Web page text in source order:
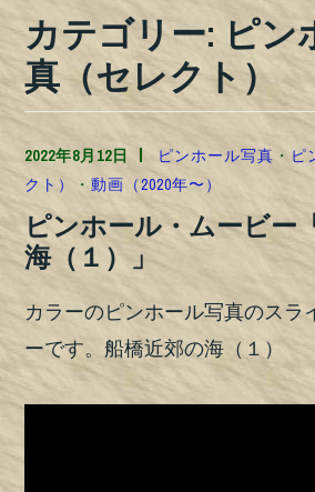
カテゴリー: ピン
真（セレクト）
2022年8月12日 TOSHIPHOTO
ピンホール写真 ・ ピ
クト）
・動画（2020年〜）
ピンホール・ムービー
海（１）」
カラーのピンホール写真のスラ
ーです。船橋近郊の海（１）